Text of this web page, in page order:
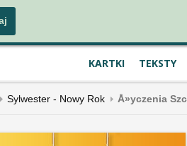
KARTKI TEKSTY
Sylwester - Nowy Rok Å»yczenia